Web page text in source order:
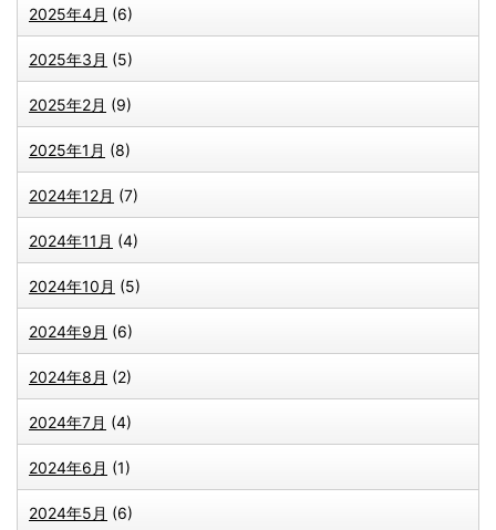
2025年4月 (6)
2025年3月 (5)
2025年2月 (9)
2025年1月 (8)
2024年12月 (7)
2024年11月 (4)
2024年10月 (5)
2024年9月 (6)
2024年8月 (2)
2024年7月 (4)
2024年6月 (1)
2024年5月 (6)